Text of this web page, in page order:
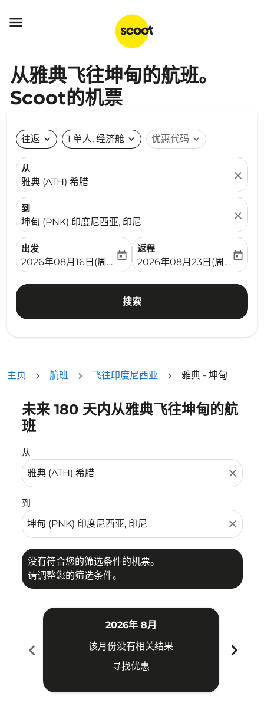

从雅典飞往坤甸的航班。
Scoot的机票
往返 expand_more 1 单人, 经济舱 expand_more 优惠代码 expand_more
从
雅典 (ATH) 希腊
close
到
坤甸 (PNK) 印度尼西亚, 印尼
close
出发
fc-booking-departure-date-aria-label
2026年08月16日(周日)
today
返程
fc-booking-return-date-
2026年08月23日(周日)
today
搜索
主页 航班 飞往印度尼西亚 雅典 - 坤甸
未来 180 天内从雅典飞往坤甸的航
班
从
close
到
close
没有符合您的筛选条件的机票。
请调整您的筛选条件。
没有符合您的筛选条件的机票。请调整您的筛选条件。
chevron_left
2026年 8月
该月份没有相关结果
寻找优惠
chevron_right